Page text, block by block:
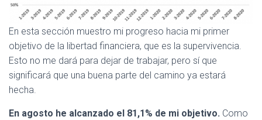
En esta sección muestro mi progreso hacia mi primer
objetivo de la libertad financiera, que es la supervivencia.
Esto no me dará para dejar de trabajar, pero sí que
significará que una buena parte del camino ya estará
hecha.
En agosto he alcanzado el 81,1% de mi objetivo. Como